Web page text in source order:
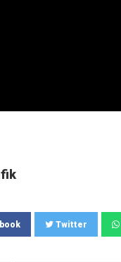
Twitter